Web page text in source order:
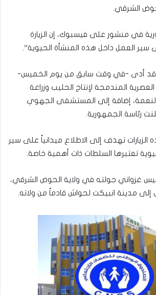
الشرقي.
في منشور على فيسبوك، إن الزيارة
العمل داخل هذه المنشأة الحيوية”.
قد أدى -في وقت سابق من يوم الخميس-
العصرية المندمجة لإنتاج الحليب وزراعة
إضافة إلى المستشفى الجهوي
رئاسة الجمهورية.
الزيارات تهدف إلى الاطلاع ميدانياً على سير
تعتبرها السلطات ذات أهمية خاصة.
غزواني جولته في ولاية الحوض الشرقي،
مدينة انبيكت لحواش قادماً من ولاته.